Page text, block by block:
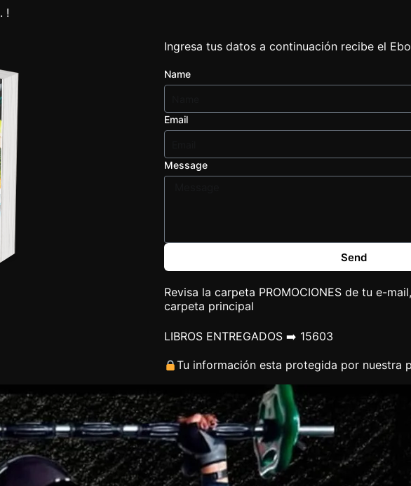
!
Ingresa tus datos a continuación recibe el
Name
Email
Message
Send
Revisa la carpeta PROMOCIONES de tu e-
carpeta principal
LIBROS ENTREGADOS ➡️ 15603
Tu información esta protegida por nuestra